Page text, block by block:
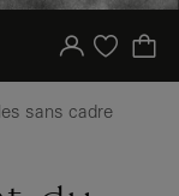
Votre compte
Liste d'achat
sans cadre